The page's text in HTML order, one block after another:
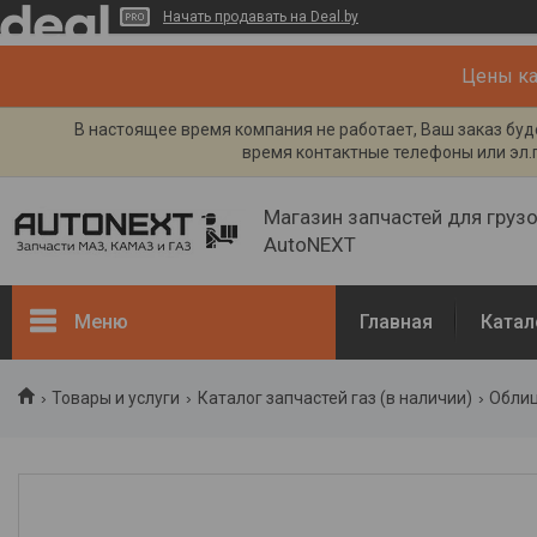
Начать продавать на Deal.by
Цены
В настоящее время компания не работает, Ваш заказ
время контактные телефоны или
Магазин запчастей для
AutoNEXT
Меню Главная
Товары и услуги Каталог запчастей газ (в наличии)